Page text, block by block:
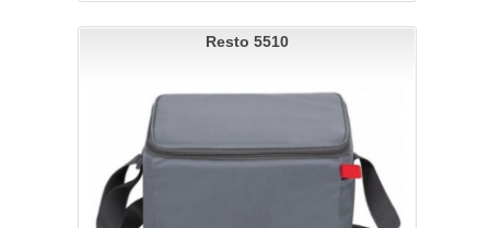
Resto 5510